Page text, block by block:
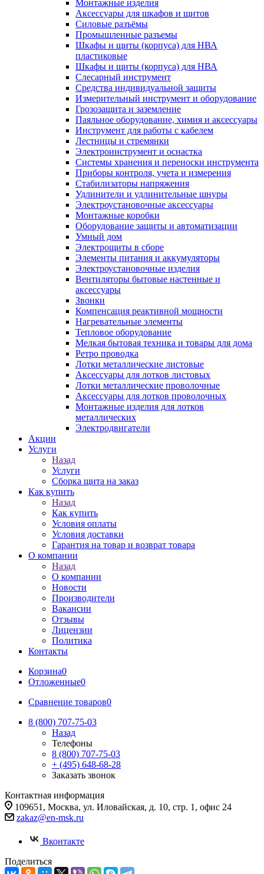
Монтажные изделия
Аксессуары для шкафов и щитов
Силовые разъёмы
Промышленные разъемы
Шкафы и щиты (корпуса) для НВА
пластиковые
Шкафы и щиты (корпуса) для НВА
Слесарный инструмент
Средства индивидуальной защиты
Измерительный инструмент и оборудование
Грозозащита и заземление
Паяльное оборудование, химия и аксессуары
Инструмент для работы с кабелем
Лестницы и стремянки
Электроинструмент и оснастка
Системы хранения и переноски инструмента
Приборы контроля, учета и измерения
Стабилизаторы напряжения
Удлинители и удлинительные шнуры
Электроустановочные аксессуары
Монтажные коробки
Оборудование защиты и автоматизации
Умный дом
Электрощиты в сборе
Элементы питания и аккумуляторы
Электроустановочные изделия
Вентиляторы бытовые настенные и
аксессуары
Звонки
Компенсация реактивной мощности
Нагревательные элементы
Тепловое оборудование
Мелкая бытовая техника и товары для дома
Ретро проводка
Лотки металлические листовые
Аксессуары для лотков листовых
Лотки металлические проволочные
Аксессуары для лотков проволочных
Монтажные изделия для лотков
металлических
Электродвигатели
Акции
Услуги
Назад
Услуги
Сборка щита на заказ
Как купить
Назад
Как купить
Условия оплаты
Условия доставки
Гарантия на товар и возврат товара
О компании
Назад
О компании
Новости
Производители
Вакансии
Отзывы
Лицензии
Политика
Контакты
Корзина0
Отложенные0
Сравнение товаров0
8 (800) 707-75-03
Назад
Телефоны
8 (800) 707-75-03
+ (495) 648-68-28
Заказать звонок
Контактная информация
109651, Москва, ул. Иловайская, д. 10, стр. 1, офис 24
zakaz@en-msk.ru
Вконтакте
Поделиться